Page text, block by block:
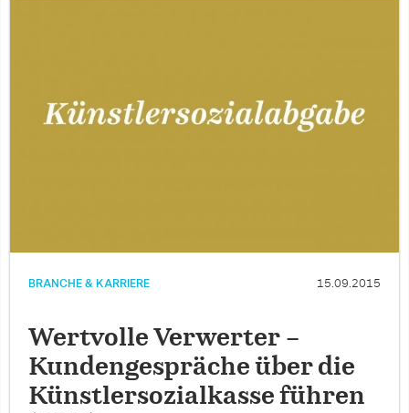
BRANCHE & KARRIERE 15.09.2015
Wertvolle Verwerter –
Kundengespräche über die
Künstlersozialkasse führen